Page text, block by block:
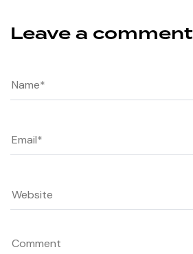
Leave a comment